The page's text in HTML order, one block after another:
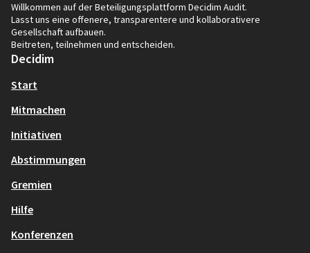
Willkommen auf der Beteiligungsplattform Decidim Audit.
Lasst uns eine offenere, transparentere und kollaborativere
Gesellschaft aufbauen.
Beitreten, teilnehmen und entscheiden.
Decidim
Start
Mitmachen
Initiativen
Abstimmungen
Gremien
Hilfe
Konferenzen